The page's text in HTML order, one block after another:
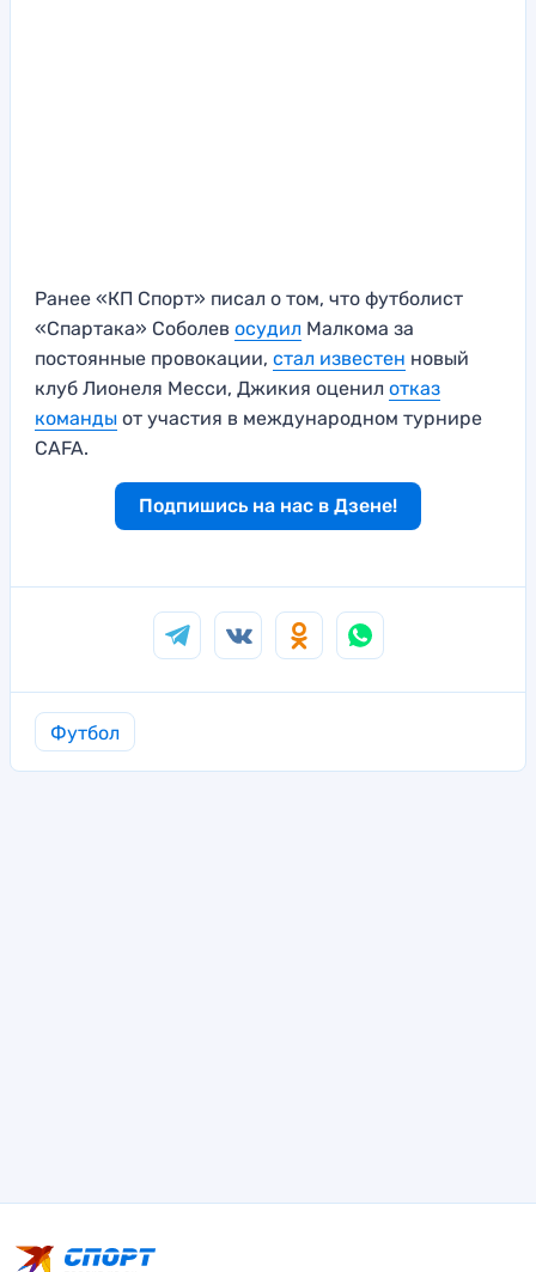
Ранее «КП Спорт» писал о том, что футболист
«Спартака» Соболев осудил Малкома за
постоянные провокации, стал известен новый
клуб Лионеля Месси, Джикия оценил отказ
команды от участия в международном турнире
CAFA.
Подпишись на нас в Дзене!
Футбол